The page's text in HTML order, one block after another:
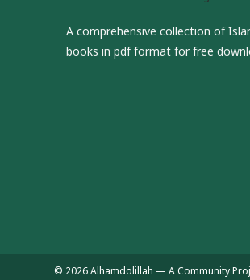
A comprehensive collection of
books in pdf format for free
© 2026 Alhamdolillah — A Community